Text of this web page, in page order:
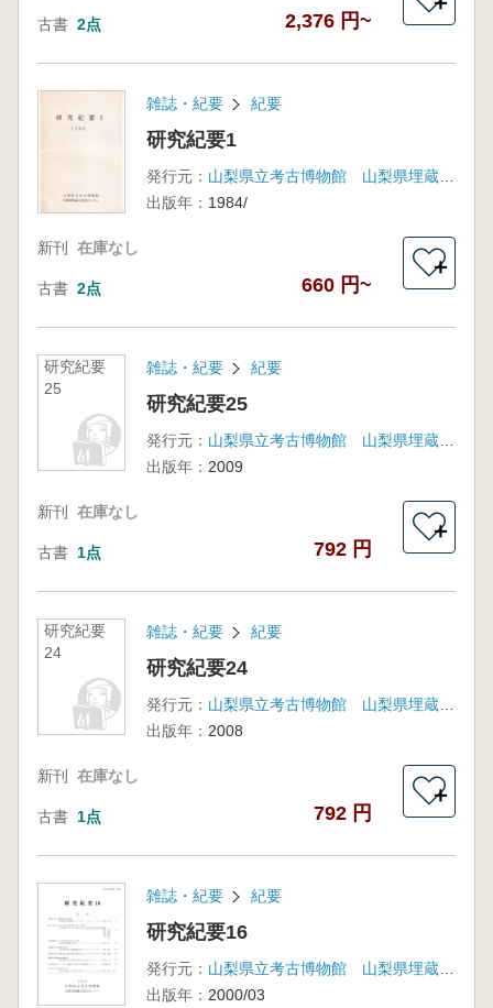
古書 2点 2,376 円~
雑誌・紀要 紀要
研究紀要1
発行元：
山梨県立考古博物館 山梨県埋蔵文化財センター
出版年： 1984/
新刊 在庫なし
古書 2点 660 円~
＋
研究紀要
25
雑誌・紀要 紀要
研究紀要25
発行元：
山梨県立考古博物館 山梨県埋蔵文化財センター
出版年： 2009
新刊 在庫なし
古書 1点 792 円
＋
研究紀要
24
雑誌・紀要 紀要
研究紀要24
発行元：
山梨県立考古博物館 山梨県埋蔵文化財センター
出版年： 2008
新刊 在庫なし
古書 1点 792 円
＋
雑誌・紀要 紀要
研究紀要16
発行元：
山梨県立考古博物館 山梨県埋蔵文化財センター
出版年： 2000/03